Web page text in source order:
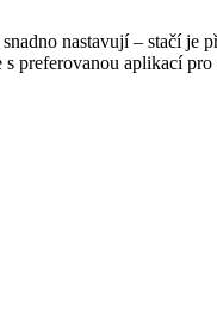
nastavují – stačí je
s preferovanou aplikací